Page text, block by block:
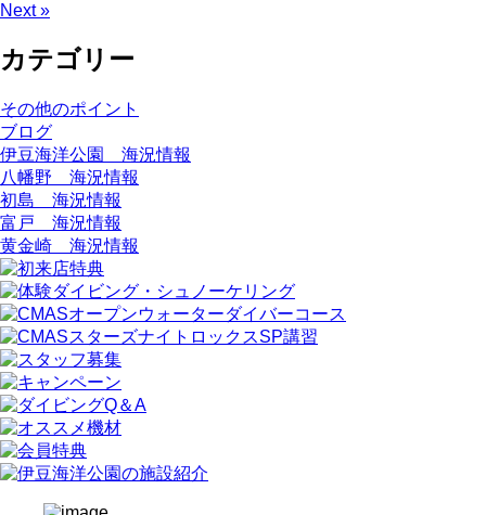
Next »
カテゴリー
その他のポイント
ブログ
伊豆海洋公園 海況情報
八幡野 海況情報
初島 海況情報
富戸 海況情報
黄金崎 海況情報